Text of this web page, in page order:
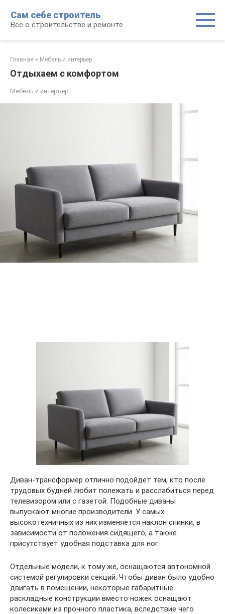
контенту
Сам себе строитель
Все о строительстве и ремонте
Главная » Мебель и интерьер
Отдыхаем с комфортом
Мебель и интерьер
Диван-трансформер отлично подойдет тем, кто после
трудовых будней любит полежать и расслабиться перед
телевизором или с газетой. Подобные диваны
выпускают многие производители. У самых
высокотехничных из них изменяется наклон спинки, в
зависимости от положения сидящего, а также
присутствует удобная подставка для ног.
Отдельные модели, к тому же, оснащаются автономной
системой регулировки секций. Чтобы диван было удобно
двигать в помещении, некоторые габаритные
раскладные конструкции вместо ножек оснащают
колесиками из прочного пластика, вследствие чего